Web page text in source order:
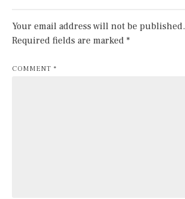
Your email address will not be published.
Required fields are marked *
COMMENT *